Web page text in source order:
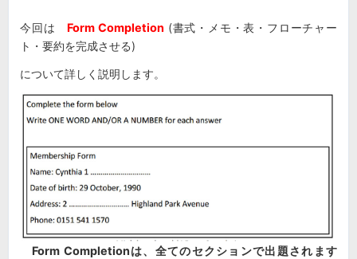
今回は Form Completion (書式・メモ・表・フローチャー
ト・要約を完成させる)
について詳しく説明します。
Form Completionは、全てのセクションで出題されます